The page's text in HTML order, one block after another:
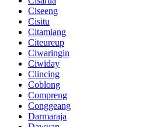
Ciseeng
Cisitu
Citamiang
Citeureup
Ciwaringin
Ciwiday
Clincing
Coblong
Compreng
Conggeang
Darmaraja